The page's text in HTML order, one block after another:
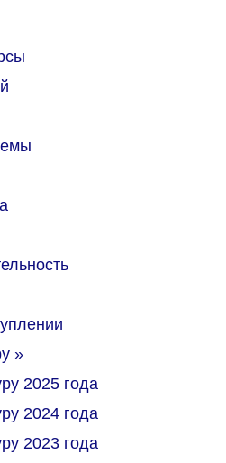
»
2025 года
2024 года
2023 года